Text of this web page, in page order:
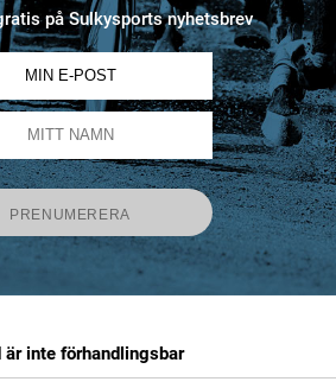
på Sulkysports nyhetsbrev
inte förhandlingsbar